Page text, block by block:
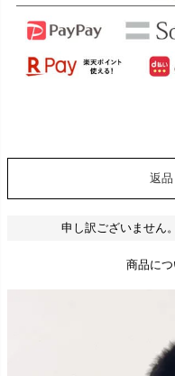
返
申し訳ございません
商品に